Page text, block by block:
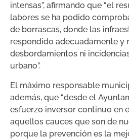
intensas”, afirmando que “el
labores se ha podido
de borrascas, donde las
respondido adecuadamente y
desbordamientos ni
urbano”.
El máximo responsable
además, que “desde el
esfuerzo inversor continuo en
aquellos cauces que son de
porque la prevención es la